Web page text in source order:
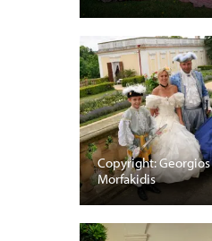
Copyright: Georgios
Morfakidis